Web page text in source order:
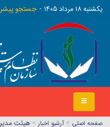
يکشنبه ١٨ مرداد ١٤٠٥ جستجو
صفحه اصلي > آرشیو اخبار > هیئت